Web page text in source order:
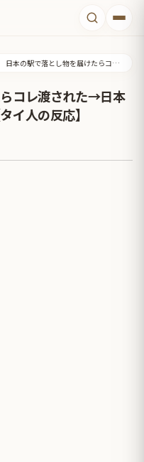
日本の駅で落とし物を届けたらコレ渡された→日本のこういうところ大好き！【タイ人の反応】
コレ渡された→日本
イ人の反応】